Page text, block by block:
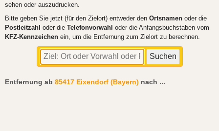
sehen oder auszudrucken.
Bitte geben Sie jetzt (für den Zielort) entweder den Ortsnamen oder die
Postleitzahl oder die Telefonvorwahl oder die Anfangsbuchstaben vom
KFZ-Kennzeichen ein, um die Entfernung zum Zielort zu berechnen.
Entfernung ab 85417 Eixendorf (Bayern) nach ...